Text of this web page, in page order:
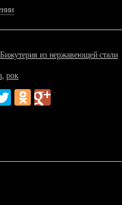
Бижутерия из нержавеющей стали
, рок